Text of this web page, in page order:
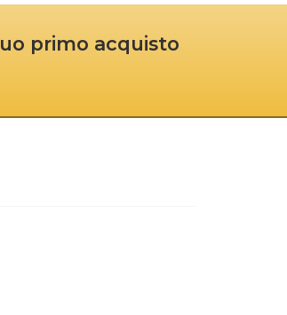
primo acquisto